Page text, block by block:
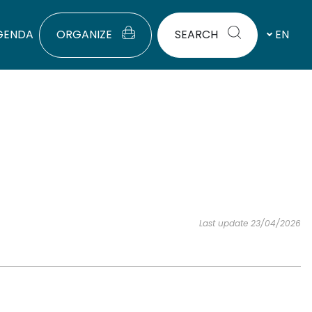
ORGANIZE SEARCH EN
Last update 23/04/2026